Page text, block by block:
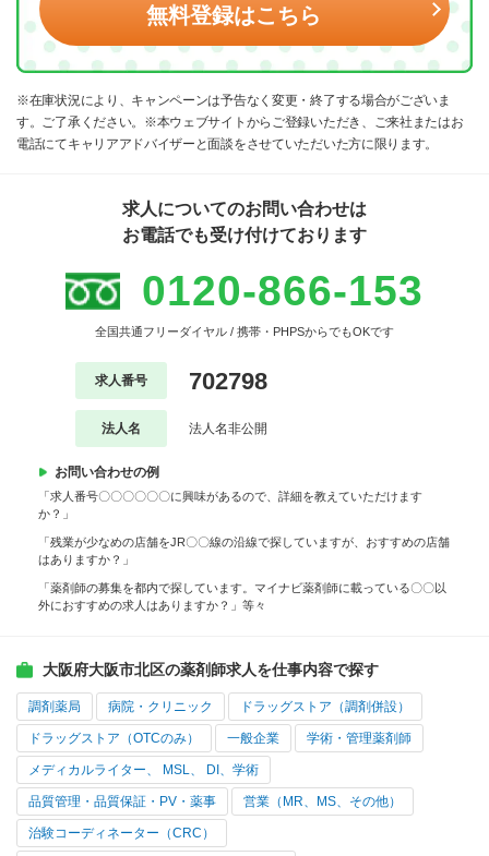
無料登録はこちら
※在庫状況により、キャンペーンは予告なく変更・終了する場合がございま
す。ご了承ください。※本ウェブサイトからご登録いただき、ご来社またはお
電話にてキャリアアドバイザーと面談をさせていただいた方に限ります。
求人についてのお問い合わせは
お電話でも受け付けております
0120-866-153
全国共通フリーダイヤル / 携帯・PHPSからでもOKです
求人番号 702798
法人名 法人名非公開
お問い合わせの例
「求人番号〇〇〇〇〇〇に興味があるので、詳細を教えていただけます
か？」
「残業が少なめの店舗をJR〇〇線の沿線で探していますが、おすすめの店舗
はありますか？」
「薬剤師の募集を都内で探しています。マイナビ薬剤師に載っている〇〇以
外におすすめの求人はありますか？」等々
大阪府大阪市北区の薬剤師求人を仕事内容で探す
調剤薬局 病院・クリニック ドラッグストア（調剤併設）
ドラッグストア（OTCのみ） 一般企業 学術・管理薬剤師
メディカルライター、 MSL、 DI、学術
品質管理・品質保証・PV・薬事 営業（MR、MS、その他）
治験コーディネーター（CRC）